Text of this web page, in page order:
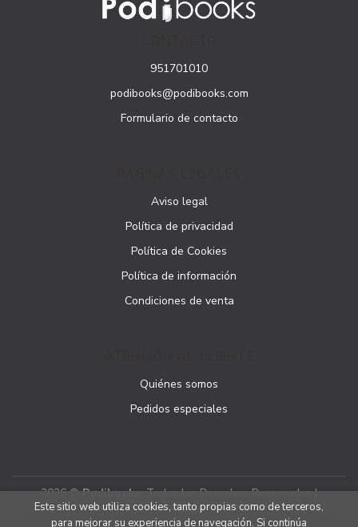
951701010
podibooks@podibooks.com
Formulario de contacto
Aviso legal
Política de privacidad
Política de Cookies
Política de información
Condiciones de venta
Quiénes somos
Pedidos especiales
2026 ©Podibooks. Todos los Derechos Reservados |
Podiprint
Este sitio web utiliza cookies, tanto propias como de terceros,
para mejorar su experiencia de navegación. Si continúa